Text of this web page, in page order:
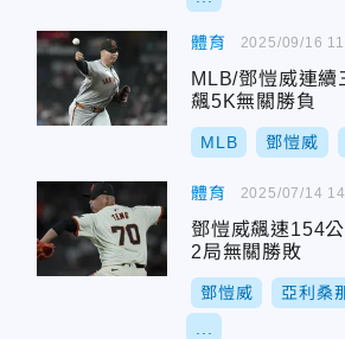
體育
MLB/鄧愷威連續
飆5K無關勝負
MLB 鄧愷威
2025/09/16
體育
鄧愷威飆速154
2局無關勝敗
鄧愷威 亞利桑
2025/07/14